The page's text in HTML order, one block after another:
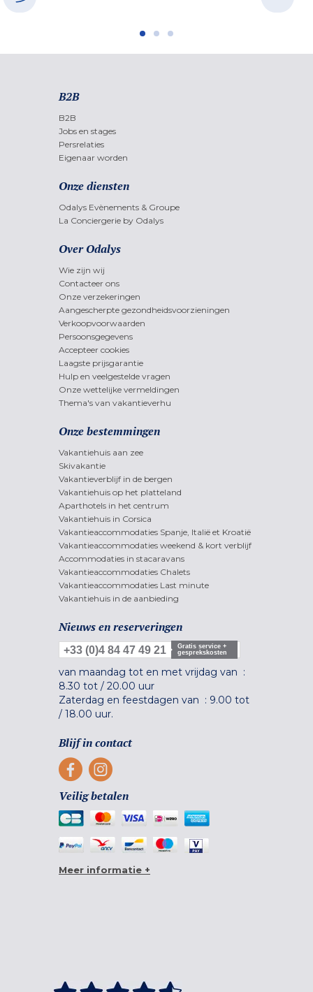
B2B
B2B
Jobs en stages
Persrelaties
Eigenaar worden
Onze diensten
Odalys Evènements & Groupe
La Conciergerie by Odalys
Over Odalys
Wie zijn wij
Contacteer ons
Onze verzekeringen
Aangescherpte gezondheidsvoorzieningen
Verkoopvoorwaarden
Persoonsgegevens
Accepteer cookies
Laagste prijsgarantie
Hulp en veelgestelde vragen
Onze wettelijke vermeldingen
Thema's van vakantieverhu
Onze bestemmingen
Vakantiehuis aan zee
Skivakantie
Vakantieverblijf in de bergen
Vakantiehuis op het platteland
Aparthotels in het centrum
Vakantiehuis in Corsica
Vakantieaccommodaties Spanje, Italië et Kroatië
Vakantieaccommodaties weekend & kort verblijf
Accommodaties in stacaravans
Vakantieaccommodaties Chalets
Vakantieaccommodaties Last minute
Vakantiehuis in de aanbieding
Nieuws en reserveringen
+33 (0)4 84 47 49 21
Gratis service +
gesprekskosten
van maandag tot en met vrijdag van :
8.30 tot / 20.00 uur
Zaterdag en feestdagen van : 9.00 tot
/ 18.00 uur.
Blijf in contact
Veilig betalen
Meer informatie +